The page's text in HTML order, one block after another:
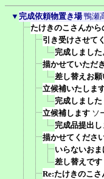
▼ 完成依頼物置き場 鴨瀬
たけきのこさんから
引き受けさせて
完成しました
描かせていただ
差し替えお
立候補いたしま
完成しました
立候補します ソ
完成品提出し
描かせてくださ
いらないおま
差し替えです
Re:たけきのこ